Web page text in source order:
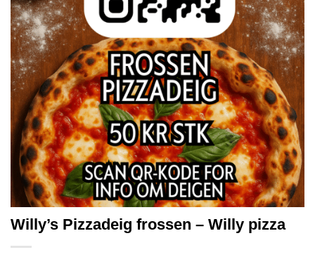
Willy’s Pizzadeig frossen – Willy pizza